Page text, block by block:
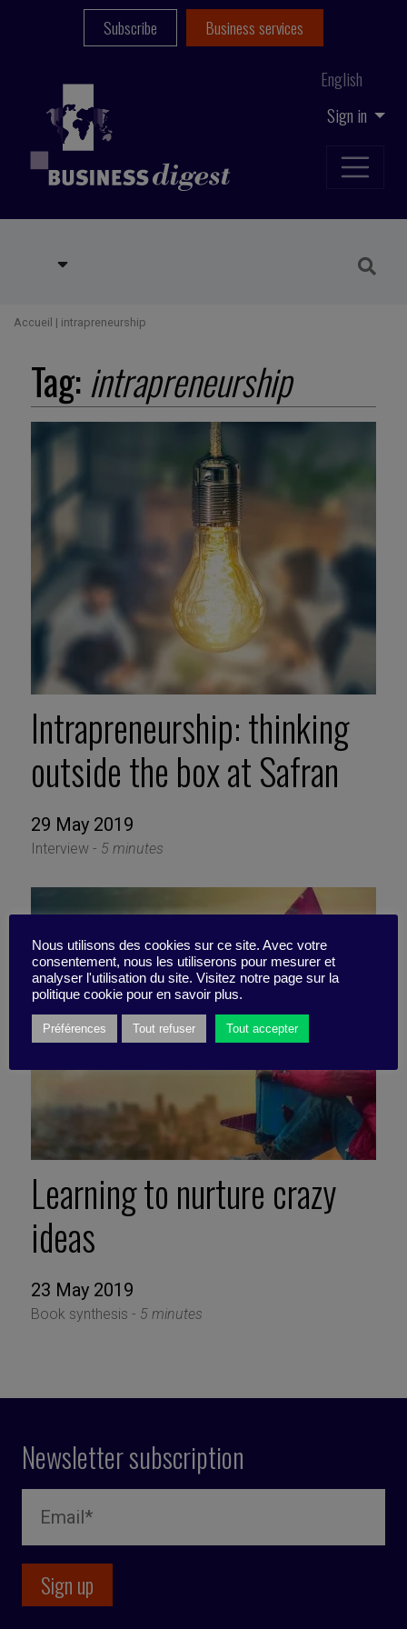
Sign in
English
Subscribe Business services
Accueil | intrapreneurship
Tag:intrapreneurship
Intrapreneurship: thinking
outside the box at Safran
29 May 2019
Interview - 5 minutes
Learning to nurture crazy
ideas
23 May 2019
Book synthesis - 5 minutes
Newsletter subscription
Nous utilisons des cookies sur ce site. Avec votre
consentement, nous les utiliserons pour mesurer et
analyser l'utilisation du site. Visitez notre page sur la
politique cookie pour en savoir plus.
Préférences Tout refuser Tout accepter